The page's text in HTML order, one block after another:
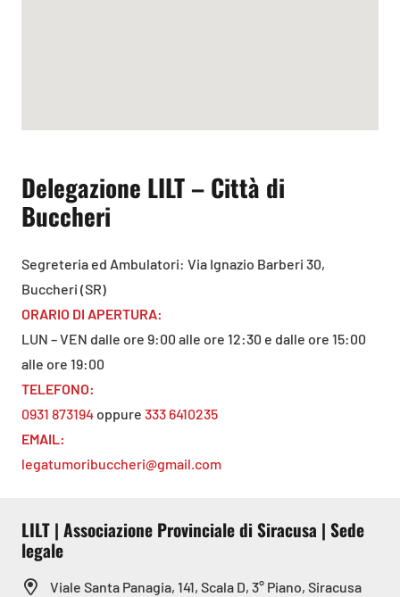
Delegazione LILT – Città di
Buccheri
Segreteria ed Ambulatori: Via Ignazio Barberi 30,
Buccheri (SR)
ORARIO DI APERTURA:
LUN – VEN dalle ore 9:00 alle ore 12:30 e dalle ore 15:00
alle ore 19:00
TELEFONO:
0931 873194 oppure 333 6410235
EMAIL:
legatumoribuccheri@gmail.com
LILT | Associazione Provinciale di Siracusa | Sede
legale
Viale Santa Panagia, 141, Scala D, 3° Piano, Siracusa